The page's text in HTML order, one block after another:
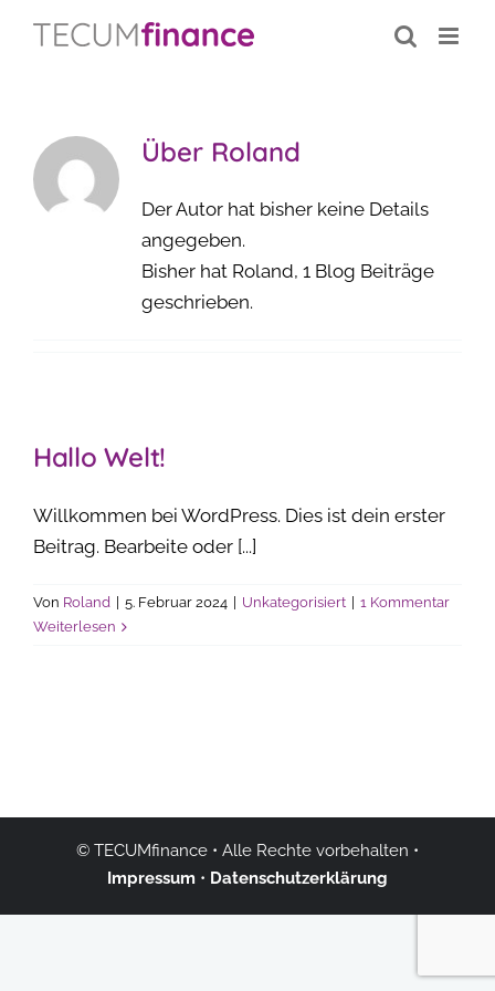
springen
Inhalt
Über Roland
Der Autor hat bisher keine Details
angegeben.
Bisher hat Roland, 1 Blog Beiträge
geschrieben.
Hallo Welt!
Willkommen bei WordPress. Dies ist dein erster
Beitrag. Bearbeite oder [...]
Von Roland 5. Februar 2024 Unkategorisiert
1 Kommentar
Weiterlesen
© TECUMfinance • Alle Rechte vorbehalten •
Impressum • Datenschutzerklärung